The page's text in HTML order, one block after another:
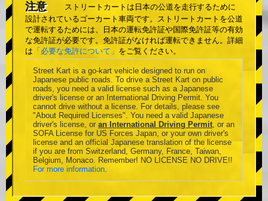
注意
ストリートカートは日本の公道を走行するために
設計されているゴーカート車両です。ストリートカートを公道
で運転するためには、日本の運転免許証や国際免許証等の有効
な免許証が必要です。免許証がなければ運転できません。詳細
は 「必要な免許について」 をご覧ください。
Street Kart is a go-kart vehicle designed to run on
Japanese public roads. To drive a Street Kart on public
roads, you need a valid license such as a Japanese
driver's license or an International Driving Permit. You
cannot drive without a license. For details, please see
"About Required Licenses". You need a valid Japanese
driver's license, or an International Driving Permit, or an
SOFA License for US Forces Japan, or your own driver's
license and an official Japanese translation of the license
if you are from Switzerland, Germany, France, Taiwan,
Belgium, Monaco. Remember! NO LICENSE NO DRIVE!!
For more information.